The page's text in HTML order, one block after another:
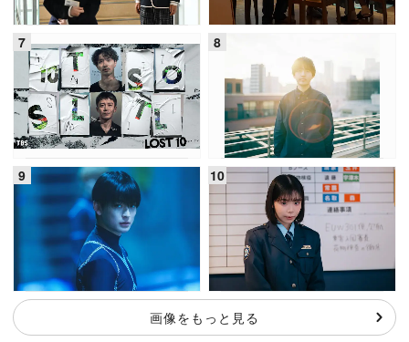
画像をもっと見る